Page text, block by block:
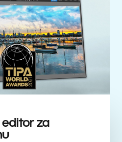
editor za